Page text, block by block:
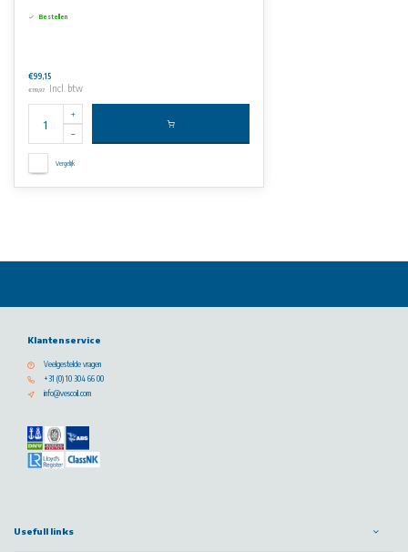
Bestellen
€99,15
€119,97 Incl. btw
Vergelijk
Klantenservice
Veelgestelde vragen
+31 (0) 10 304 66 00
info@vescoil.com
Usefull links